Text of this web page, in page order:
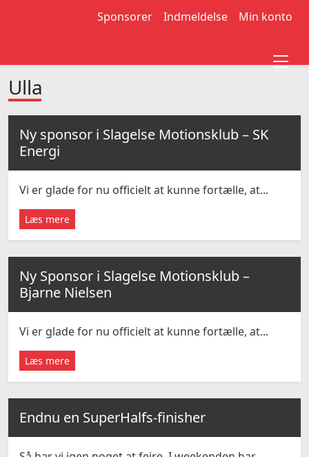
Sponsorer Indmeldelse Min konto
Ulla
Ny sponsor i Slagelse Motionsklub – SK
Energi
Vi er glade for nu officielt at kunne fortælle, at...
Læs mere
Ny Sponsor i Slagelse Motionsklub –
Bjarne Nielsen
Vi er glade for nu officielt at kunne fortælle, at...
Læs mere
Endnu en SuperHalfs-finisher